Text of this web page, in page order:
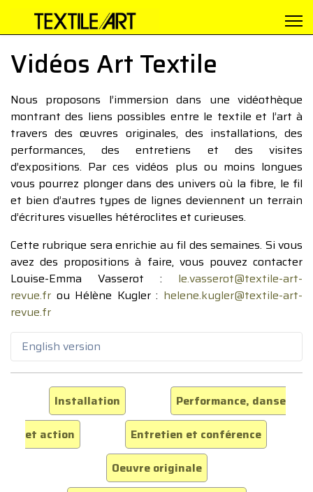
Vidéos Art Textile
Nous proposons l’immersion dans une vidéothèque
montrant des liens possibles entre le textile et l’art à
travers des œuvres originales, des installations, des
performances, des entretiens et des visites
d’expositions. Par ces vidéos plus ou moins longues
vous pourrez plonger dans des univers où la fibre, le fil
et bien d’autres types de lignes deviennent un terrain
d’écritures visuelles hétéroclites et curieuses.
Cette rubrique sera enrichie au fil des semaines. Si vous
avez des propositions à faire, vous pouvez contacter
Louise-Emma Vasserot : le.vasserot@textile-art-
revue.fr ou Hélène Kugler : helene.kugler@textile-art-
revue.fr
English version
Installation
Performance, danse
et action
Entretien et conférence
Oeuvre originale